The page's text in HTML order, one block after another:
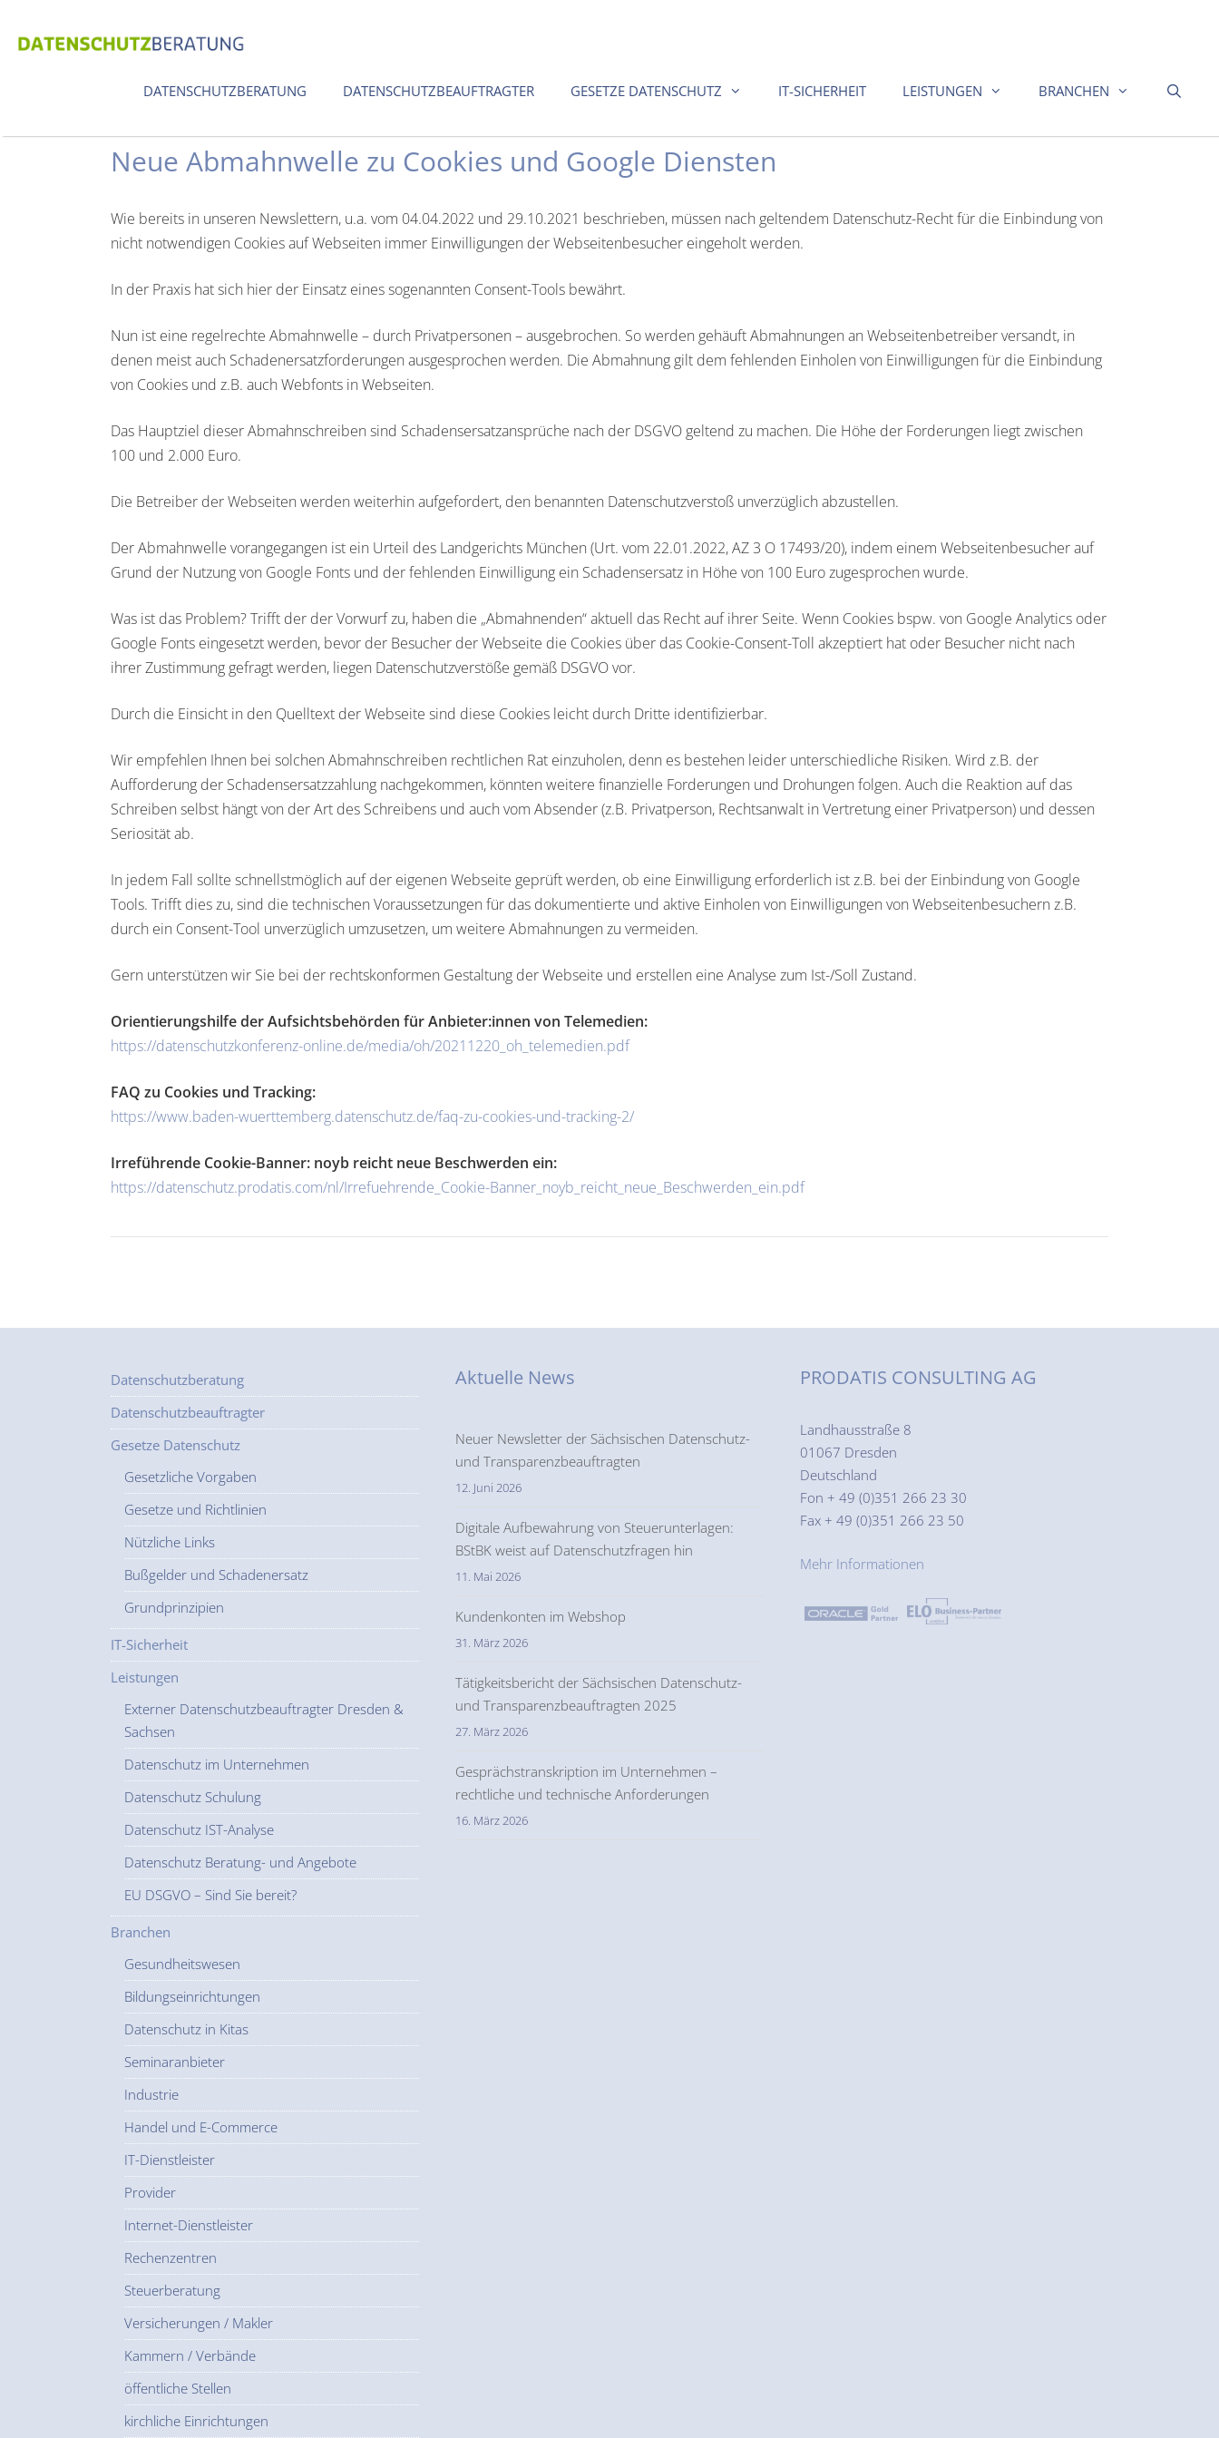
Inhalt
DATENSCHUTZBERATUNG DATENSCHUTZBEAUFTRAGTER GESETZE DATENSCHUTZ IT-SICHERHEIT LEISTUNGEN BRANCHEN
Neue Abmahnwelle zu Cookies und Google Diensten
Wie bereits in unseren Newslettern, u.a. vom 04.04.2022 und 29.10.2021 beschrieben, müssen nach geltendem Datenschutz-Recht für die Einbindung von
nicht notwendigen Cookies auf Webseiten immer Einwilligungen der Webseitenbesucher eingeholt werden.
In der Praxis hat sich hier der Einsatz eines sogenannten Consent-Tools bewährt.
Nun ist eine regelrechte Abmahnwelle – durch Privatpersonen – ausgebrochen. So werden gehäuft Abmahnungen an Webseitenbetreiber versandt, in
denen meist auch Schadenersatzforderungen ausgesprochen werden. Die Abmahnung gilt dem fehlenden Einholen von Einwilligungen für die Einbindung
von Cookies und z.B. auch Webfonts in Webseiten.
Das Hauptziel dieser Abmahnschreiben sind Schadensersatzansprüche nach der DSGVO geltend zu machen. Die Höhe der Forderungen liegt zwischen
100 und 2.000 Euro.
Die Betreiber der Webseiten werden weiterhin aufgefordert, den benannten Datenschutzverstoß unverzüglich abzustellen.
Der Abmahnwelle vorangegangen ist ein Urteil des Landgerichts München (Urt. vom 22.01.2022, AZ 3 O 17493/20), indem einem Webseitenbesucher auf
Grund der Nutzung von Google Fonts und der fehlenden Einwilligung ein Schadensersatz in Höhe von 100 Euro zugesprochen wurde.
Was ist das Problem? Trifft der der Vorwurf zu, haben die „Abmahnenden“ aktuell das Recht auf ihrer Seite. Wenn Cookies bspw. von Google Analytics oder
Google Fonts eingesetzt werden, bevor der Besucher der Webseite die Cookies über das Cookie-Consent-Toll akzeptiert hat oder Besucher nicht nach
ihrer Zustimmung gefragt werden, liegen Datenschutzverstöße gemäß DSGVO vor.
Durch die Einsicht in den Quelltext der Webseite sind diese Cookies leicht durch Dritte identifizierbar.
Wir empfehlen Ihnen bei solchen Abmahnschreiben rechtlichen Rat einzuholen, denn es bestehen leider unterschiedliche Risiken. Wird z.B. der
Aufforderung der Schadensersatzzahlung nachgekommen, könnten weitere finanzielle Forderungen und Drohungen folgen. Auch die Reaktion auf das
Schreiben selbst hängt von der Art des Schreibens und auch vom Absender (z.B. Privatperson, Rechtsanwalt in Vertretung einer Privatperson) und dessen
Seriosität ab.
In jedem Fall sollte schnellstmöglich auf der eigenen Webseite geprüft werden, ob eine Einwilligung erforderlich ist z.B. bei der Einbindung von Google
Tools. Trifft dies zu, sind die technischen Voraussetzungen für das dokumentierte und aktive Einholen von Einwilligungen von Webseitenbesuchern z.B.
durch ein Consent-Tool unverzüglich umzusetzen, um weitere Abmahnungen zu vermeiden.
Gern unterstützen wir Sie bei der rechtskonformen Gestaltung der Webseite und erstellen eine Analyse zum Ist-/Soll Zustand.
Orientierungshilfe der Aufsichtsbehörden für Anbieter:innen von Telemedien:
https://datenschutzkonferenz-online.de/media/oh/20211220_oh_telemedien.pdf
FAQ zu Cookies und Tracking:
https://www.baden-wuerttemberg.datenschutz.de/faq-zu-cookies-und-tracking-2/
Irreführende Cookie-Banner: noyb reicht neue Beschwerden ein:
https://datenschutz.prodatis.com/nl/Irrefuehrende_Cookie-Banner_noyb_reicht_neue_Beschwerden_ein.pdf
Datenschutzberatung
Datenschutzbeauftragter
Gesetze Datenschutz
Gesetzliche Vorgaben
Gesetze und Richtlinien
Nützliche Links
Bußgelder und Schadenersatz
Grundprinzipien
IT-Sicherheit
Leistungen
Externer Datenschutzbeauftragter Dresden &
Sachsen
Datenschutz im Unternehmen
Datenschutz Schulung
Datenschutz IST-Analyse
Datenschutz Beratung- und Angebote
EU DSGVO – Sind Sie bereit?
Branchen
Gesundheitswesen
Bildungseinrichtungen
Datenschutz in Kitas
Seminaranbieter
Industrie
Handel und E-Commerce
IT-Dienstleister
Provider
Internet-Dienstleister
Rechenzentren
Steuerberatung
Versicherungen / Makler
Kammern / Verbände
öffentliche Stellen
kirchliche Einrichtungen
Aktuelle News
Neuer Newsletter der Sächsischen Datenschutz-
und Transparenzbeauftragten
12. Juni 2026
Digitale Aufbewahrung von Steuerunterlagen:
BStBK weist auf Datenschutzfragen hin
11. Mai 2026
Kundenkonten im Webshop
31. März 2026
Tätigkeitsbericht der Sächsischen Datenschutz-
und Transparenzbeauftragten 2025
27. März 2026
Gesprächstranskription im Unternehmen –
rechtliche und technische Anforderungen
16. März 2026
PRODATIS CONSULTING AG
Landhausstraße 8
01067 Dresden
Deutschland
Fon + 49 (0)351 266 23 30
Fax + 49 (0)351 266 23 50
Mehr Informationen